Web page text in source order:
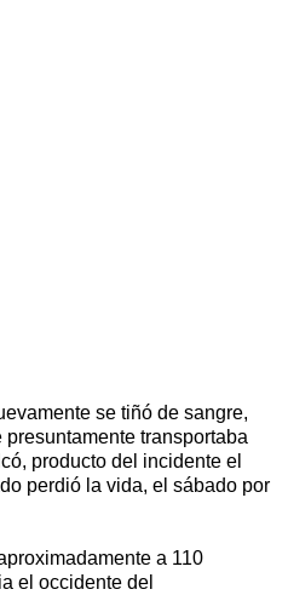
se tiñó de sangre,
transportaba
producto del incidente el
perdió la vida, el sábado por
a 110
el occidente del